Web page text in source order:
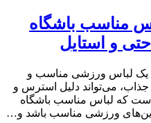
مناسب باشگاه
و استایل
یک لباس‌ ورزشی مناسب و
جذاب، می‌تواند دلیل استرس و
که لباس مناسب باشگاه
ورزشی مناسب باشد و…